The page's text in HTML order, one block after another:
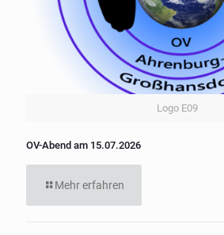
Logo E09
OV-Abend am 15.07.2026
Mehr erfahren